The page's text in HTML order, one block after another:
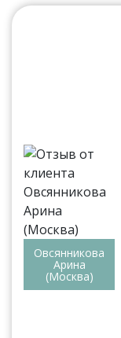
Овсянникова
Арина
(Москва)